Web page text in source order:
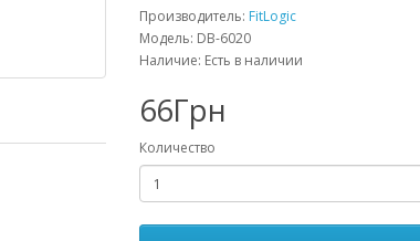
Производитель: FitLogic
Модель: DB-6020
Наличие: Есть в наличии
66Грн
Количество